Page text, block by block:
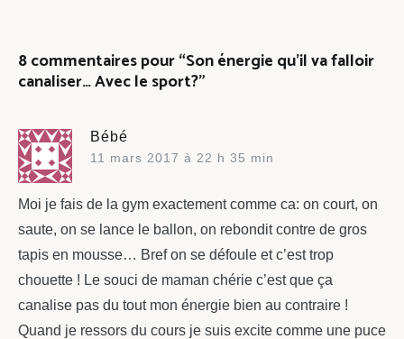
8 commentaires pour “Son énergie qu’il va falloir
canaliser… Avec le sport?”
Bébé
11 mars 2017 à 22 h 35 min
Moi je fais de la gym exactement comme ca: on court, on
saute, on se lance le ballon, on rebondit contre de gros
tapis en mousse… Bref on se défoule et c’est trop
chouette ! Le souci de maman chérie c’est que ça
canalise pas du tout mon énergie bien au contraire !
Quand je ressors du cours je suis excite comme une puce